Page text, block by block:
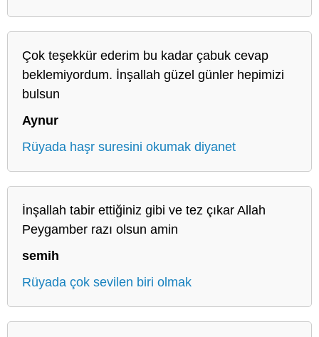
Çok teşekkür ederim bu kadar çabuk cevap
beklemiyordum. İnşallah güzel günler hepimizi
bulsun
Aynur
Rüyada haşr suresini okumak diyanet
İnşallah tabir ettiğiniz gibi ve tez çıkar Allah
Peygamber razı olsun amin
semih
Rüyada çok sevilen biri olmak